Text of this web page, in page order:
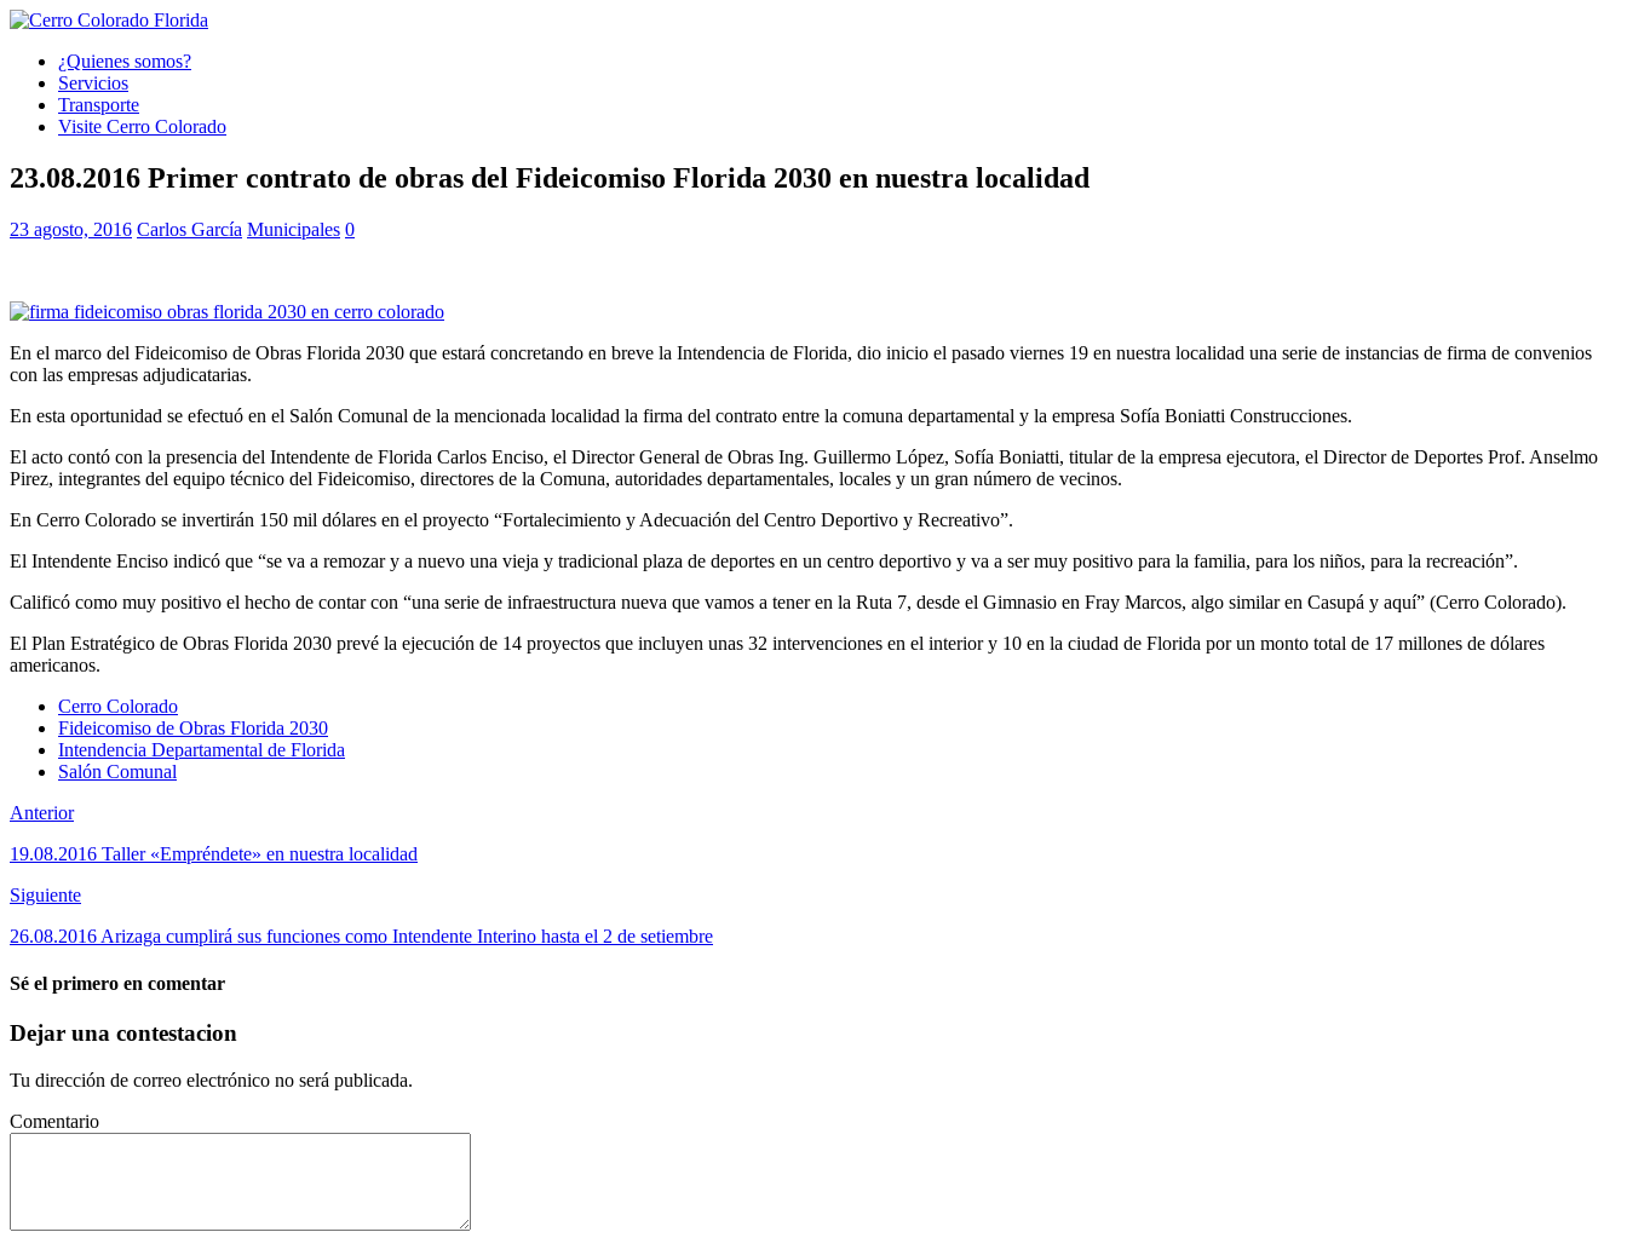
¿Quienes somos?
Servicios
Transporte
Visite Cerro Colorado
23.08.2016 Primer contrato de obras del Fideicomiso Florida 2030 en nuestra localidad
23 agosto, 2016 Carlos García Municipales 0
En el marco del Fideicomiso de Obras Florida 2030 que estará concretando en breve la Intendencia de Florida, dio inicio el pasado viernes 19 en nuestra localidad una serie de instancias de firma de convenios
con las empresas adjudicatarias.
En esta oportunidad se efectuó en el Salón Comunal de la mencionada localidad la firma del contrato entre la comuna departamental y la empresa Sofía Boniatti Construcciones.
El acto contó con la presencia del Intendente de Florida Carlos Enciso, el Director General de Obras Ing. Guillermo López, Sofía Boniatti, titular de la empresa ejecutora, el Director de Deportes Prof. Anselmo
Pirez, integrantes del equipo técnico del Fideicomiso, directores de la Comuna, autoridades departamentales, locales y un gran número de vecinos.
En Cerro Colorado se invertirán 150 mil dólares en el proyecto “Fortalecimiento y Adecuación del Centro Deportivo y Recreativo”.
El Intendente Enciso indicó que “se va a remozar y a nuevo una vieja y tradicional plaza de deportes en un centro deportivo y va a ser muy positivo para la familia, para los niños, para la recreación”.
Calificó como muy positivo el hecho de contar con “una serie de infraestructura nueva que vamos a tener en la Ruta 7, desde el Gimnasio en Fray Marcos, algo similar en Casupá y aquí” (Cerro Colorado).
El Plan Estratégico de Obras Florida 2030 prevé la ejecución de 14 proyectos que incluyen unas 32 intervenciones en el interior y 10 en la ciudad de Florida por un monto total de 17 millones de dólares
americanos.
Cerro Colorado
Fideicomiso de Obras Florida 2030
Intendencia Departamental de Florida
Salón Comunal
Anterior
19.08.2016 Taller «Empréndete» en nuestra localidad
Siguiente
26.08.2016 Arizaga cumplirá sus funciones como Intendente Interino hasta el 2 de setiembre
Sé el primero en comentar
Dejar una contestacion
Tu dirección de correo electrónico no será publicada.
Comentario